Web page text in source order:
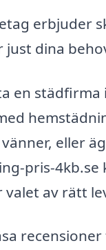
erbjuder
dina
en
eller
pris-
av rätt